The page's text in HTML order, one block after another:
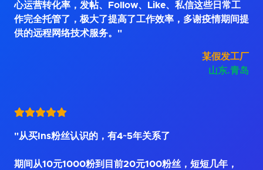
心运营转化率，发帖、Follow、Like、私信这些日常工
作完全托管了，极大了提高了工作效率，多谢疫情期间提
供的远程网络技术服务。"
某假发工厂
山东.青岛
"从买Ins粉丝认识的，有4~5年关系了
期间从10元1000粉到目前20元100粉丝，短短几年，